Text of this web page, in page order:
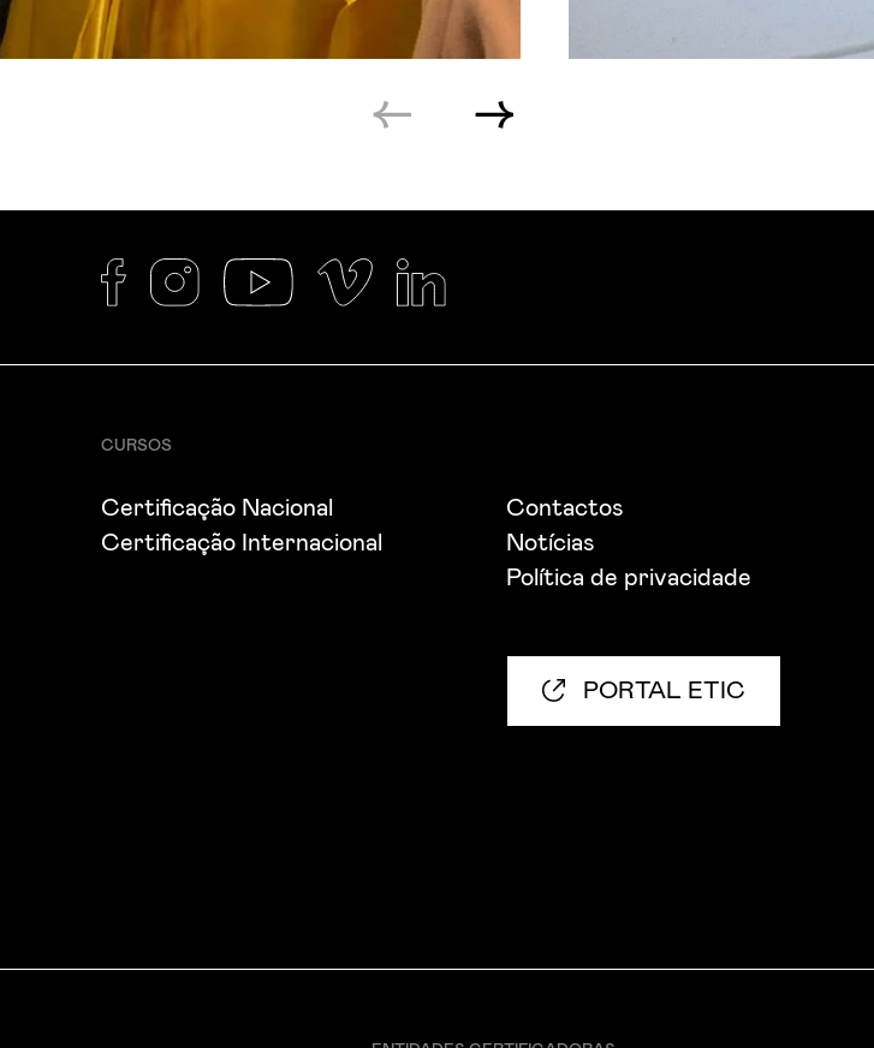
CURSOS
Certificação Nacional
Certificação Internacional
Contactos
Notícias
Política de privacidade
PORTAL ETIC